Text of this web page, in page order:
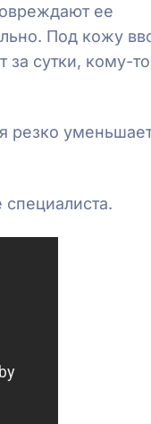
ее
Под кожу
за сутки, кому-то
резко